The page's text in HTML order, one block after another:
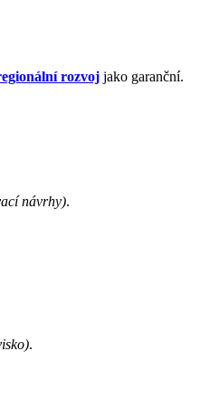
rozvoj jako garanční.
návrhy).
.